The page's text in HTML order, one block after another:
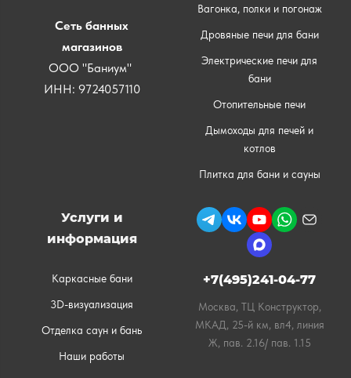
Сеть банных
магазинов
ООО "Баниум"
ИНН: 9724057110
Вагонка, полки и погонаж
Дровяные печи для бани
Электрические печи для
бани
Отопительные печи
Дымоходы для печей и
котлов
Плитка для бани и сауны
Услуги и
информация
Каркасные бани
3D-визуализация
Отделка саун и бань
Наши работы
+7(495)241-04-77
Москва, ТЦ Конструктор,
МКАД, 25-й км, вл4, линия
Ж, пав. 2.16/ пав. 1.15